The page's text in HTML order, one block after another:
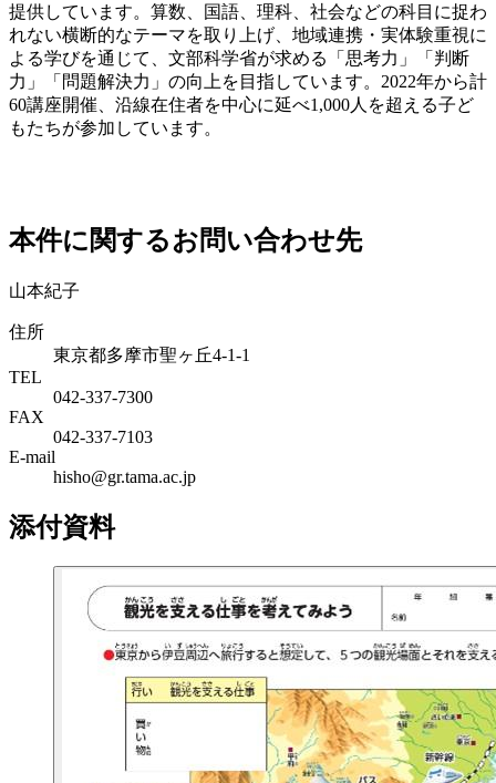
提供しています。算数、国語、理科、社会などの科目に捉わ
れない横断的なテーマを取り上げ、地域連携・実体験重視に
よる学びを通じて、文部科学省が求める「思考力」「判断
力」「問題解決力」の向上を目指しています。 2022年から計
60講座開催、沿線在住者を中心に延べ1,000人を超える子ど
もたちが参加しています。
本件に関するお問い合わせ先
山本紀子
住所
東京都多摩市聖ヶ丘4-1-1
TEL
042-337-7300
FAX
042-337-7103
E-mail
hisho@gr.tama.ac.jp
添付資料